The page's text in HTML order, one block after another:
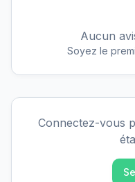
Aucun
Soyez le
Connectez-vous